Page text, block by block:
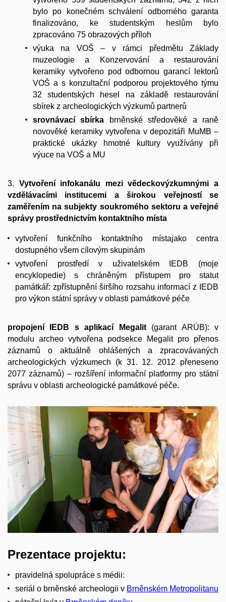
bylo po konečném schválení odborného garanta
finalizováno, ke studentským heslům bylo
zpracováno 75 obrazových příloh
výuka na VOŠ – v rámci předmětu Základy
muzeologie a Konzervování a restaurování
keramiky vytvořeno pod odbornou garancí lektorů
VOŠ a s konzultační podporou projektového týmu
32 studentských hesel na základě restaurování
sbírek z archeologických výzkumů partnerů
srovnávací sbírka brněnské středověké a raně
novověké keramiky vytvořena v depozitáři MuMB –
praktické ukázky hmotné kultury využívány při
výuce na VOŠ a MU
3. Vytvoření infokanálu mezi vědeckovýzkumnými a
vzdělávacími institucemi a širokou veřejností se
zaměřením na subjekty soukromého sektoru a veřejné
správy prostřednictvím kontaktního místa
vytvoření funkčního kontaktního místajako centra
dostupného všem cílovým skupinám
vytvoření prostředí v uživatelském IEDB (moje
encyklopedie) s chráněným přístupem pro statut
památkář: zpřístupnění širšího rozsahu informací z IEDB
pro výkon státní správy v oblasti památkové péče
propojení IEDB s aplikací Megalit(garant ARÚB): v
modulu archeo vytvořena podsekce Megalit pro přenos
záznamů o aktuálně ohlášených a zpracovávaných
archeologických výzkumech (k 31. 12. 2012 přeneseno
2077 záznamů) – rozšíření informační platformy pro státní
správu v oblasti archeologické památkové péče.
Prezentace projektu:
pravidelná spolupráce s médii:
seriál o brněnské archeologii v Brněnském Metropolitanu